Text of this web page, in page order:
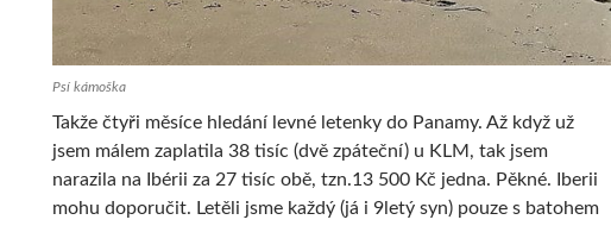
Psí kámoška
Takže čtyři měsíce hledání levné letenky do Panamy. Až když už
jsem málem zaplatila 38 tisíc (dvě zpáteční) u KLM, tak jsem
narazila na Ibérii za 27 tisíc obě, tzn.13 500 Kč jedna. Pěkné. Iberii
mohu doporučit. Letěli jsme každý (já i 9letý syn) pouze s batohem